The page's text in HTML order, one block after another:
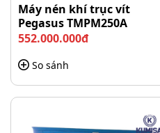
Máy nén khí trục vít
Pegasus TMPM250A
552.000.000đ
So sánh